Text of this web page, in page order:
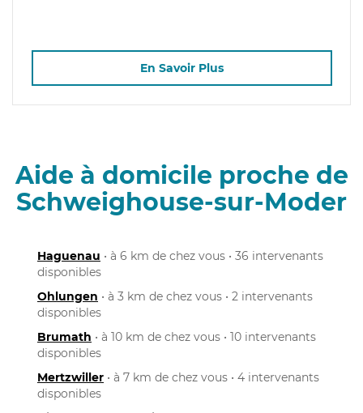
En Savoir Plus
Aide à domicile proche de
Schweighouse-sur-Moder
Haguenau • à 6 km de chez vous • 36 intervenants
disponibles
Ohlungen • à 3 km de chez vous • 2 intervenants
disponibles
Brumath • à 10 km de chez vous • 10 intervenants
disponibles
Mertzwiller • à 7 km de chez vous • 4 intervenants
disponibles